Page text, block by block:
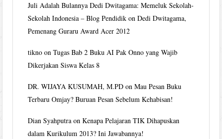
Juli Adalah Bulannya Dedi Dwitagama: Memeluk Sekolah-
Sekolah Indonesia – Blog Pendidik onDedi Dwitagama,
Pemenang Guraru Award Acer 2012
tikno onTugas Bab 2 Buku AI Pak Onno yang Wajib
Dikerjakan Siswa Kelas 8
DR. WIJAYA KUSUMAH, M.PD onMau Pesan Buku
Terbaru Omjay? Buruan Pesan Sebelum Kehabisan!
Dian Syahputra onKenapa Pelajaran TIK Dihapuskan
dalam Kurikulum 2013? Ini Jawabannya!